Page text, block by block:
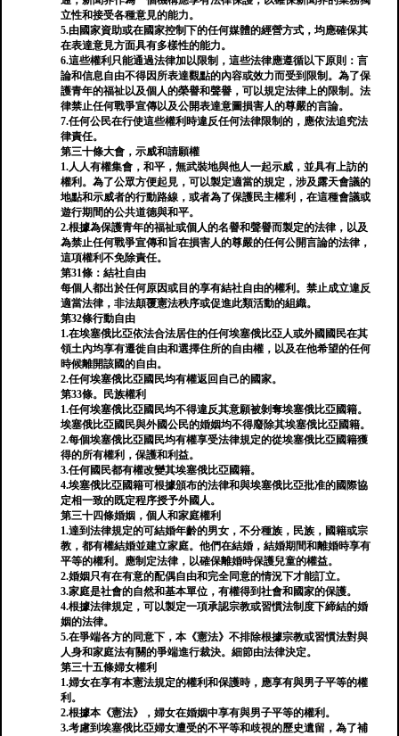
立性和接受各種意見的能力。
5.由國家資助或在國家控制下的任何媒體的經營方式，均應確保其
在表達意見方面具有多樣性的能力。
6.這些權利只能通過法律加以限制，這些法律應遵循以下原則：言
論和信息自由不得因所表達觀點的內容或效力而受到限制。為了保
護青年的福祉以及個人的榮譽和聲譽，可以規定法律上的限制。法
律禁止任何戰爭宣傳以及公開表達意圖損害人的尊嚴的言論。
7.任何公民在行使這些權利時違反任何法律限制的，應依法追究法
律責任。
第三十條大會，示威和請願權
1.人人有權集會，和平，無武裝地與他人一起示威，並具有上訪的
權利。為了公眾方便起見，可以製定適當的規定，涉及露天會議的
地點和示威者的行動路線，或者為了保護民主權利，在這種會議或
遊行期間的公共道德與和平。
2.根據為保護青年的福祉或個人的名譽和聲譽而製定的法律，以及
為禁止任何戰爭宣傳和旨在損害人的尊嚴的任何公開言論的法律，
這項權利不免除責任。
第31條：結社自由
每個人都出於任何原因或目的享有結社自由的權利。禁止成立違反
適當法律，非法顛覆憲法秩序或促進此類活動的組織。
第32條行動自由
1.在埃塞俄比亞依法合法居住的任何埃塞俄比亞人或外國國民在其
領土內均享有遷徙自由和選擇住所的自由權，以及在他希望的任何
時候離開該國的自由。
2.任何埃塞俄比亞國民均有權返回自己的國家。
第33條。民族權利
1.任何埃塞俄比亞國民均不得違反其意願被剝奪埃塞俄比亞國籍。
埃塞俄比亞國民與外國公民的婚姻均不得廢除其埃塞俄比亞國籍。
2.每個埃塞俄比亞國民均有權享受法律規定的從埃塞俄比亞國籍獲
得的所有權利，保護和利益。
3.任何國民都有權改變其埃塞俄比亞國籍。
4.埃塞俄比亞國籍可根據頒布的法律和與埃塞俄比亞批准的國際協
定相一致的既定程序授予外國人。
第三十四條婚姻，個人和家庭權利
1.達到法律規定的可結婚年齡的男女，不分種族，民族，國籍或宗
教，都有權結婚並建立家庭。他們在結婚，結婚期間和離婚時享有
平等的權利。應制定法律，以確保離婚時保護兒童的權益。
2.婚姻只有在有意的配偶自由和完全同意的情況下才能訂立。
3.家庭是社會的自然和基本單位，有權得到社會和國家的保護。
4.根據法律規定，可以製定一項承認宗教或習慣法制度下締結的婚
姻的法律。
5.在爭端各方的同意下，本《憲法》不排除根據宗教或習慣法對與
人身和家庭法有關的爭端進行裁決。細節由法律決定。
第三十五條婦女權利
1.婦女在享有本憲法規定的權利和保護時，應享有與男子平等的權
利。
2.根據本《憲法》，婦女在婚姻中享有與男子平等的權利。
3.考慮到埃塞俄比亞婦女遭受的不平等和歧視的歷史遺留，為了補